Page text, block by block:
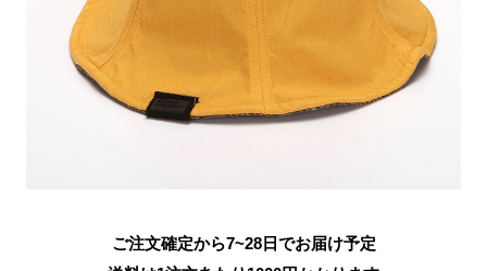
ご注文確定から7~28日でお届け予定